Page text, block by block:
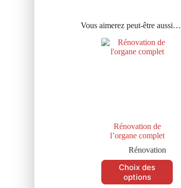
Vous aimerez peut-être aussi…
Rénovation de
l’organe complet
Rénovation
Choix des
options